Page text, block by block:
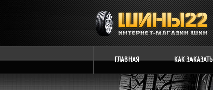
ГЛАВНАЯ КАКЗАКАЗАТЬ